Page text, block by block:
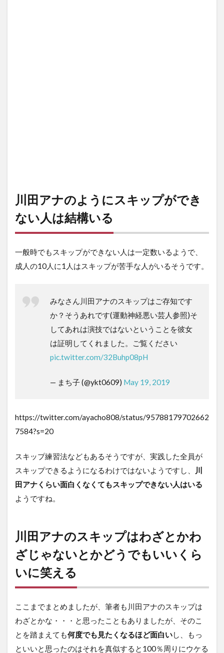
川田アナのようにスキップができ
ない人は結構いる
一般時でもスキップができない人は一定数いるようで、
成人の10人に1人はスキップが苦手な人がいるそうです。
みなさん川田アナのスキップはご存知です
か？そうあれです(運動神経悪い芸人参照)そ
してあれは演技ではないということを彼女
は証明してくれました。ご覧ください
pic.twitter.com/32Buhp08pH
— まち子 (@ykt0609) May 19, 2019
https://twitter.com/ayacho808/status/95788179702662
7584?s=20
スキップ練習法などもあるそうですが、実践した全員が
スキップできるようになるわけではないようですし、
川
田アナくらい面白くなくてもスキップできない人はいる
ようですね。
川田アナのスキップはわざとかわ
ざじゃないとかどうでもいいくら
いに笑える
ここまでまとめましたが、筆者も川田アナのスキップは
わざとかな・・・と思ったこともありましたが、そのこ
とを踏まえても何度でも見たくなるほど面白いし、もっ
といいと思ったのはそれを真似すると100％周りにウケる